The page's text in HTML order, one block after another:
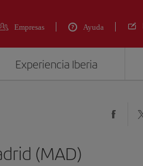
Empresas Ayuda
Experiencia Iberia
(MAD)